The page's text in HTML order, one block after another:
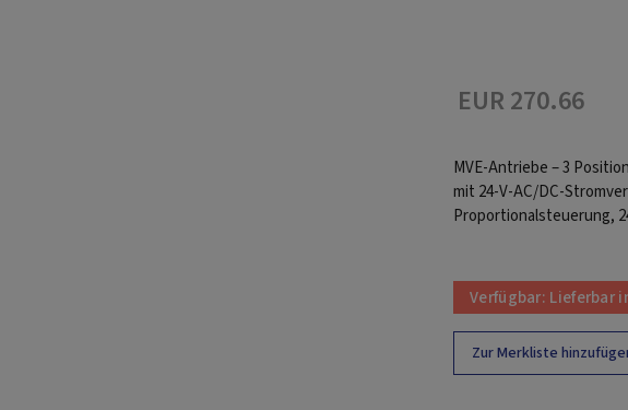
EUR 270.66
MVE-Antriebe – 3
mit 24-V-AC/DC-
Proportionalsteuerung,
Verfügbar: Lieferbar
Zur Merkliste